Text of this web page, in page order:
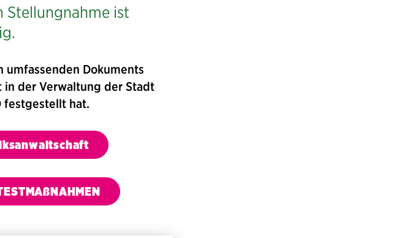
Stellungnahme ist
Dokuments
in der Verwaltung der Stadt
festgestellt hat.